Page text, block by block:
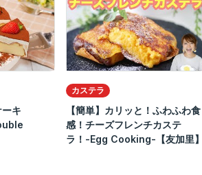
キ
カステラ
【簡単】カリッと！ふわふわ食
感！チーズフレンチカステ
ラ！-Egg Cooking-【友加里】